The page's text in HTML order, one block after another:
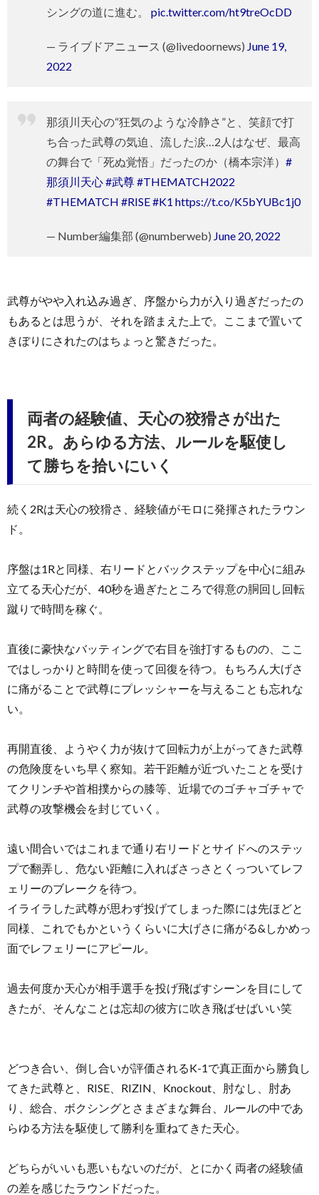
シングの道に進む。 pic.twitter.com/ht9treOcDD
— ライブドアニュース (@livedoornews) June 19,
2022
那須川天心の“狂気のような冷静さ”と、笑顔で打
ち合った武尊の気迫、流した涙…2人はなぜ、最高
の舞台で「死ぬ覚悟」だったのか（橋本宗洋） #
那須川天心#武尊#THEMATCH2022
#THEMATCH #RISE#K1 https://t.co/K5bYUBc1j0
— Number編集部 (@numberweb) June 20, 2022
武尊がやや入れ込み過ぎ、序盤から力が入り過ぎだったの
もあるとは思うが、それを踏まえた上で。ここまで置いて
きぼりにされたのはちょっと驚きだった。
両者の経験値、天心の狡猾さが出た
2R。あらゆる方法、ルールを駆使し
て勝ちを拾いにいく
続く2Rは天心の狡猾さ、経験値がモロに発揮されたラウン
ド。
序盤は1Rと同様、右リードとバックステップを中心に組み
立てる天心だが、40秒を過ぎたところで得意の胴回し回転
蹴りで時間を稼ぐ。
直後に豪快なバッティングで右目を強打するものの、ここ
ではしっかりと時間を使って回復を待つ。もちろん大げさ
に痛がることで武尊にプレッシャーを与えることも忘れな
い。
再開直後、ようやく力が抜けて回転力が上がってきた武尊
の危険度をいち早く察知。若干距離が近づいたことを受け
てクリンチや首相撲からの膝等、近場でのゴチャゴチャで
武尊の攻撃機会を封じていく。
遠い間合いではこれまで通り右リードとサイドへのステッ
プで翻弄し、危ない距離に入ればさっさとくっついてレフ
ェリーのブレークを待つ。
イライラした武尊が思わず投げてしまった際には先ほどと
同様、これでもかというくらいに大げさに痛がる&しかめっ
面でレフェリーにアピール。
過去何度か天心が相手選手を投げ飛ばすシーンを目にして
きたが、そんなことは忘却の彼方に吹き飛ばせばいい笑
どつき合い、倒し合いが評価されるK-1で真正面から勝負し
てきた武尊と、RISE、RIZIN、Knockout、肘なし、肘あ
り、総合、ボクシングとさまざまな舞台、ルールの中であ
らゆる方法を駆使して勝利を重ねてきた天心。
どちらがいいも悪いもないのだが、とにかく両者の経験値
の差を感じたラウンドだった。